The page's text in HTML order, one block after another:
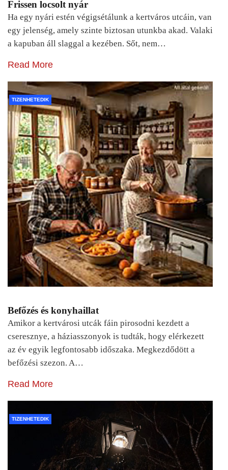
Frissen locsolt nyár
Ha egy nyári estén végigsétálunk a kertváros utcáin, van
egy jelenség, amely szinte biztosan utunkba akad. Valaki
a kapuban áll slaggal a kezében. Sőt, nem…
Read More
TIZENHETEDIK
Befőzés és konyhaillat
Amikor a kertvárosi utcák fáin pirosodni kezdett a
cseresznye, a háziasszonyok is tudták, hogy elérkezett
az év egyik legfontosabb időszaka. Megkezdődött a
befőzési szezon. A…
Read More
TIZENHETEDIK